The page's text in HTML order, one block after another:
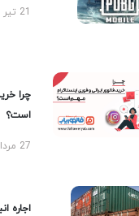
چرا
است؟
27 مرداد 1404
اجاره